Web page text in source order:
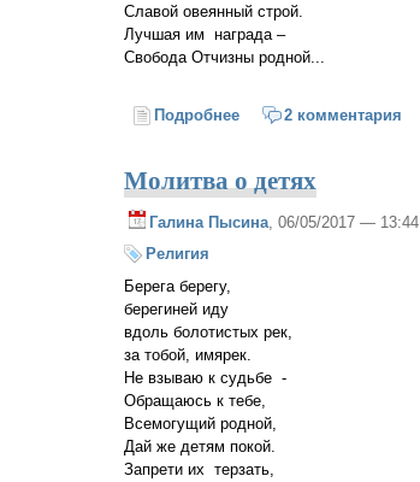
Славой овеянный строй.
Лучшая им награда –
Свобода Отчизны родной...
Подробнеео 202-ая ВДБ
2 комментария
Молитва о детях
Галина Пысина , 06/05/2017 — 13:44
Религия
Берега берегу,
берегиней иду
вдоль болотистых рек,
за тобой, имярек.
Не взываю к судьбе -
Обращаюсь к тебе,
Всемогущий родной,
Дай же детям покой.
Запрети их терзать,